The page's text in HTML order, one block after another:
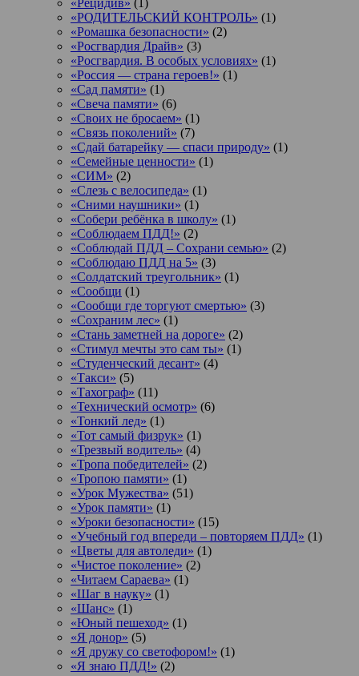
«РОДИТЕЛЬСКИЙ КОНТРОЛЬ» (1)
«Ромашка безопасности» (2)
«Росгвардия Драйв» (3)
«Росгвардия. В особых условиях» (1)
«Россия — страна героев!» (1)
«Сад памяти» (1)
«Свеча памяти» (6)
«Своих не бросаем» (1)
«Связь поколений» (7)
«Сдай батарейку — спаси природу» (1)
«Семейные ценности» (1)
«СИМ» (2)
«Слезь с велосипеда» (1)
«Сними наушники» (1)
«Собери ребёнка в школу» (1)
«Соблюдаем ПДД!» (2)
«Соблюдай ПДД – Сохрани семью» (2)
«Соблюдаю ПДД на 5» (3)
«Солдатский треугольник» (1)
«Сообщи (1)
«Сообщи где торгуют смертью» (3)
«Сохраним лес» (1)
«Стань заметней на дороге» (2)
«Стимул мечты это сам ты» (1)
«Студенческий десант» (4)
«Такси» (5)
«Тахограф» (11)
«Технический осмотр» (6)
«Тонкий лед» (1)
«Тот самый физрук» (1)
«Трезвый водитель» (4)
«Тропа победителей» (2)
«Тропою памяти» (1)
«Урок Мужества» (51)
«Урок памяти» (1)
«Уроки безопасности» (15)
«Учебный год впереди – повторяем ПДД» (1)
«Цветы для автоледи» (1)
«Чистое поколение» (2)
«Читаем Сараева» (1)
«Шаг в науку» (1)
«Шанс» (1)
«Юный пешеход» (1)
«Я донор» (5)
«Я дружу со светофором!» (1)
«Я знаю ПДД!» (2)